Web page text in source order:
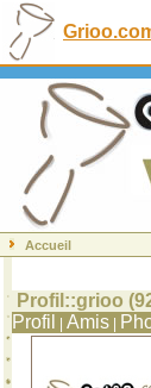
Accueil
Profil::grioo
Profil
Amis